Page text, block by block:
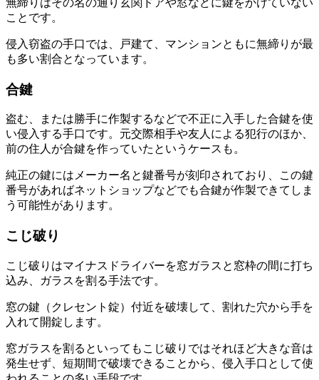
無締りはその名の通り玄関ドアや窓などに鍵をかけていない
ことです。
侵入窃盗の手口では、戸建て、マンションともに無締りが最
も多い割合となっています。
合鍵
盗む、または勝手に作製するなどで不正に入手した合鍵を使
い侵入する手口です。元交際相手や友人による犯行のほか、
前の住人が合鍵を作っていたというケースも。
純正の鍵にはメーカー名と鍵番号が刻印されており、この鍵
番号があればネットショップなどでも合鍵が作製できてしま
う可能性があります。
こじ破り
こじ破りはマイナスドライバーを窓ガラスと窓枠の間に打ち
込み、ガラスを割る手法です。
窓の鍵（クレセント錠）付近を破壊して、割れた穴から手を
入れて開錠します。
窓ガラスを割るといってもこじ破りではそれほど大きな音は
発生せず、短期間で破壊できることから、侵入手口として使